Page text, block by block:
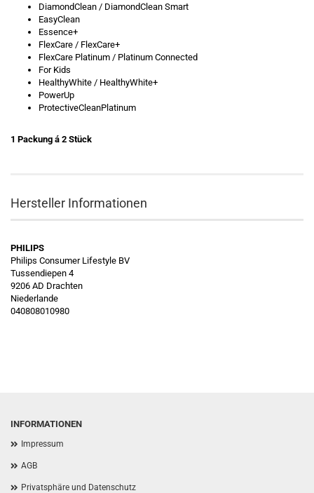
DiamondClean / DiamondClean Smart
EasyClean
Essence+
FlexCare / FlexCare+
FlexCare Platinum / Platinum Connected
For Kids
HealthyWhite / HealthyWhite+
PowerUp
ProtectiveCleanPlatinum
1 Packung á 2 Stück
Hersteller Informationen
PHILIPS
Philips Consumer Lifestyle BV
Tussendiepen 4
9206 AD Drachten
Niederlande
040808010980
INFORMATIONEN
Impressum
AGB
Privatsphäre und Datenschutz